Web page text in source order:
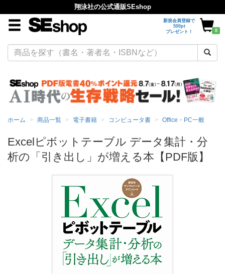
翔泳社の公式通販SEshop
新規会員登録で
500pt
プレゼント！
0
ホーム 商品一覧 電子書籍 コンピュータ書 Office・PC一般
Excelピボットテーブル データ集計・分
析の「引き出し」が増える本【PDF版】